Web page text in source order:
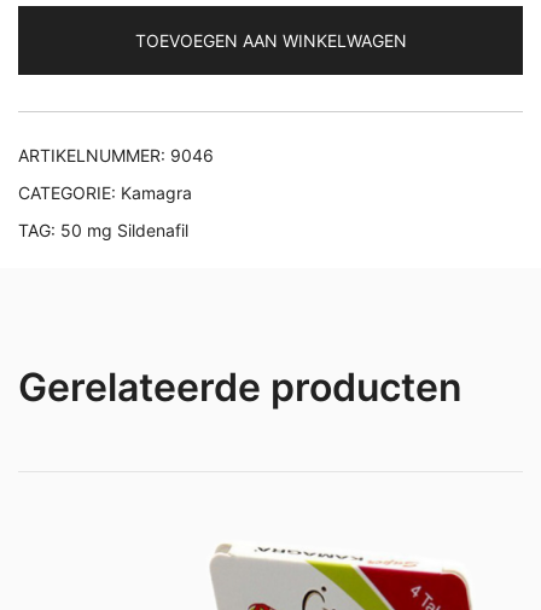
TOEVOEGEN AAN WINKELWAGEN
ARTIKELNUMMER: 9046
CATEGORIE: Kamagra
TAG: 50 mg Sildenafil
Gerelateerde producten